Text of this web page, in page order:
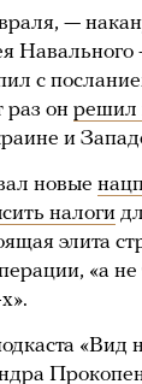
—
с
раз он решил
и
новые
налоги
элита
«а
«Вид